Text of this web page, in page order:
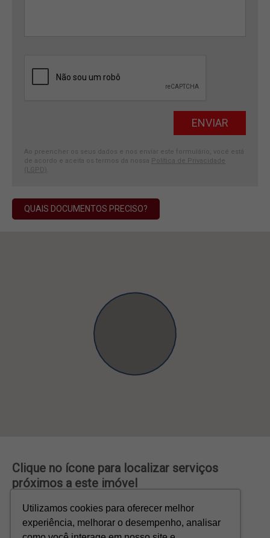
Ao preencher os seus dados e nos enviar este formulário, você está
de acordo e aceita os termos da nossa Política de Privacidade
(LGPD)
QUAIS DOCUMENTOS PRECISO?